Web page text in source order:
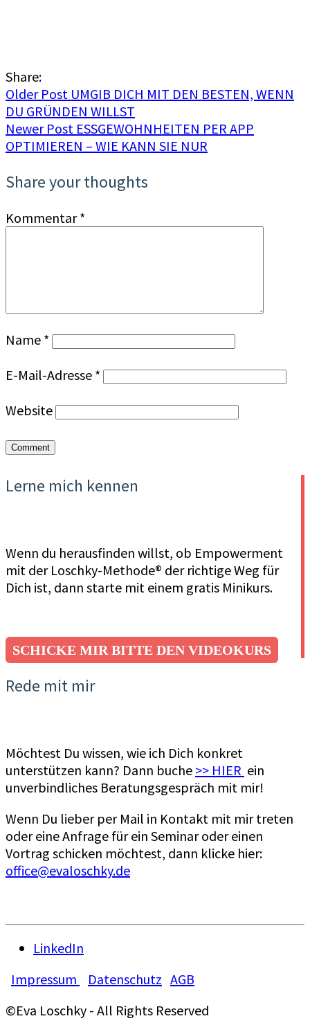
Share:
Older Post UMGIB DICH MIT DEN BESTEN, WENN
DU GRÜNDEN WILLST
Newer Post ESSGEWOHNHEITEN PER APP
OPTIMIEREN – WIE KANN SIE NUR
Share your thoughts
Kommentar*
Name *
E-Mail-Adresse *
Website
Lerne mich kennen
Wenn du herausfinden willst, ob Empowerment
mit der Loschky-Methode® der richtige Weg für
Dich ist, dann starte mit einem gratis Minikurs.
SCHICKE MIR BITTE DEN VIDEOKURS
Rede mit mir
Möchtest Du wissen, wie ich Dich konkret
unterstützen kann? Dann buche >> HIER ein
unverbindliches Beratungsgespräch mit mir!
Wenn Du lieber per Mail in Kontakt mit mir treten
oder eine Anfrage für ein Seminar oder einen
Vortrag schicken möchtest, dann klicke hier:
office@evaloschky.de
LinkedIn
Impressum
Datenschutz AGB
©Eva Loschky - All Rights Reserved